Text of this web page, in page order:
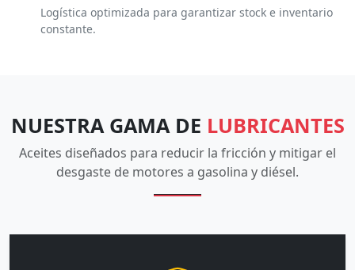
Logística optimizada para garantizar stock e inventario
constante.
NUESTRA GAMA DE LUBRICANTES
Aceites diseñados para reducir la fricción y mitigar el
desgaste de motores a gasolina y diésel.